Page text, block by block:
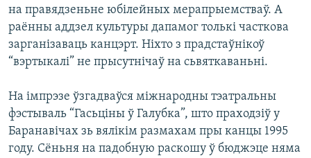
на правядзеньне юбілейных мерапрыемстваў. А
раённы аддзел культуры дапамог толькі часткова
зарганізаваць канцэрт. Ніхто з прадстаўнікоў
“вэртыкалі” не прысутнічаў на сьвяткаваньні.
На імпрэзе ўзгадваўся міжнародны тэатральны
фэстываль “Гасьціны ў Галубка”, што праходзіў у
Баранавічах зь вялікім размахам пры канцы 1995
году. Сёньня на падобную раскошу ў бюджэце няма